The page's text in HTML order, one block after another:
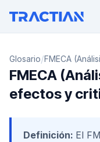
Glosario/FMECA
criticidad)
FMECA
efectos y
Definición: El